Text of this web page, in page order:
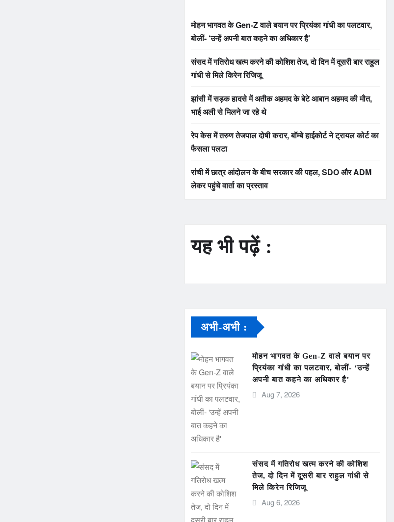
मोहन भागवत के Gen-Z वाले बयान पर प्रियंका गांधी का पलटवार,
बोलीं- ‘उन्हें अपनी बात कहने का अधिकार है’
संसद में गतिरोध खत्म करने की कोशिश तेज, दो दिन में दूसरी बार राहुल
गांधी से मिले किरेन रिजिजू
झांसी में सड़क हादसे में अतीक अहमद के बेटे आबान अहमद की मौत,
भाई अली से मिलने जा रहे थे
रेप केस में तरुण तेजपाल दोषी करार, बॉम्बे हाईकोर्ट ने ट्रायल कोर्ट का
फैसला पलटा
रांची में छात्र आंदोलन के बीच सरकार की पहल, SDO और ADM
लेकर पहुंचे वार्ता का प्रस्ताव
यह भी पढ़ें :
अभी-अभी :
मोहन भागवत के Gen-Z वाले बयान पर
प्रियंका गांधी का पलटवार, बोलीं- ‘उन्हें
अपनी बात कहने का अधिकार है’
Aug 7, 2026
संसद में गतिरोध खत्म करने की कोशिश
तेज, दो दिन में दूसरी बार राहुल गांधी से
मिले किरेन रिजिजू
Aug 6, 2026